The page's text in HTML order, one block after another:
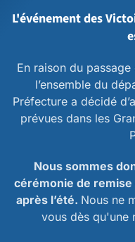
L'événement des
En raison du
l’ensemble du
Préfecture a décidé
prévues dans les
Nous sommes
cérémonie de
après l’été. Nous ne
vous dès qu'une